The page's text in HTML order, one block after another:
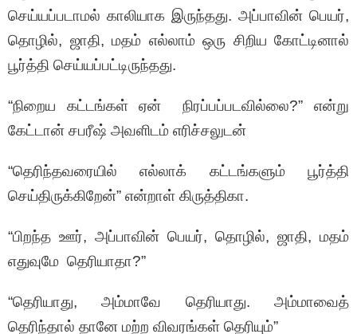
செய்யப்படாமல் காலியாக இருந்தது. அப்பாவின் பெயர்,
தொழில், ஜாதி, மதம் எல்லாம் ஒரு சிறிய கோட்டினால்
பூர்த்தி செய்யப்பட்டிருந்தது.
“நிறைய கட்டங்கள் ஏன் நிரப்பப்படவில்லை?” என்று
கேட்டான் சபரீஷ் அவளிடம் எரிச்சலுடன்
“தெரிந்தவரையில் எல்லாக் கட்டங்களும் பூர்த்தி
செய்திருக்கிறேன்” என்றாள் கிருத்திகா.
“பிறந்த ஊர், அப்பாவின் பெயர், தொழில், ஜாதி, மதம்
எதுவுமே தெரியாதா?”
“தெரியாது, அம்மாவே தெரியாது. அம்மாவைத்
தெரிந்தால் தானே மற்ற விவரங்கள் தெரியும்”